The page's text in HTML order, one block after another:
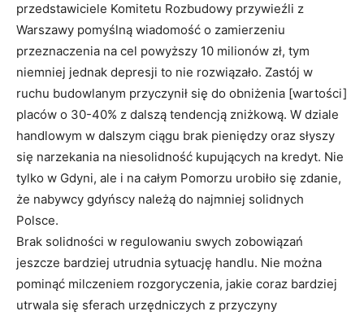
przedstawiciele Komitetu Rozbudowy przywieźli z
Warszawy pomyślną wiadomość o zamierzeniu
przeznaczenia na cel powyższy 10 milio­nów zł, tym
niemniej jednak depresji to nie rozwiązało. Zastój w
ruchu budowlanym przyczynił się do obniżenia [wartości]
placów o 30-40% z dalszą tendencją zniżkową. W dziale
handlowym w dalszym ciągu brak pieniędzy oraz słyszy
się narzekania na niesolidność kupujących na kredyt. Nie
tylko w Gdyni, ale i na całym Pomorzu uro­biło się zdanie,
że nabywcy gdyńscy należą do najmniej solidnych
Polsce.
Brak solidności w regulowaniu swych zobowiązań
jeszcze bardziej utrudnia sytuację handlu. Nie można
pomi­nąć milczeniem rozgoryczenia, jakie coraz bardziej
utrwala się sferach urzędniczych z przyczyny